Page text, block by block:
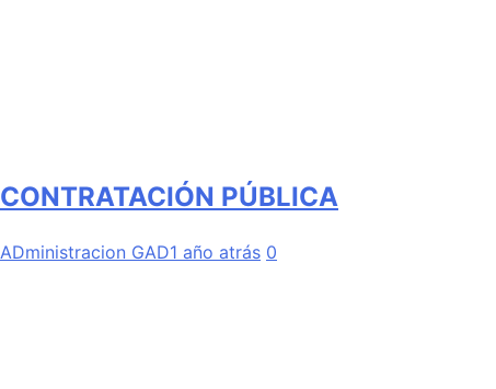
CONTRATACIÓN PÚBLICA
ADministracion GAD1 año atrás 0